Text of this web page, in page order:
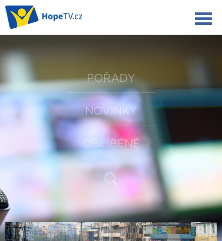
POŘADY
NOVINKY
OBLÍBENÉ